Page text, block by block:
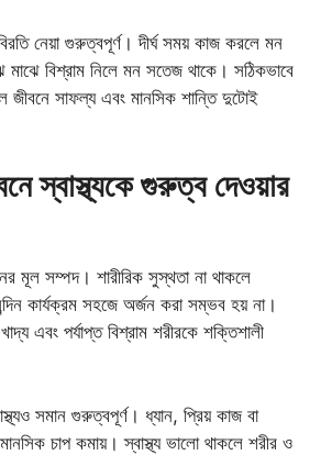
নেয়া গুরুত্বপূর্ণ। দীর্ঘ সময় কাজ করলে মন
বিশ্রাম নিলে মন সতেজ থাকে। সঠিকভাবে
জীবনে সাফল্য এবং মানসিক শান্তি দুটোই
স্বাস্থ্যকে গুরুত্ব দেওয়ার
মূল সম্পদ। শারীরিক সুস্থতা না থাকলে
কার্যক্রম সহজে অর্জন করা সম্ভব হয় না।
এবং পর্যাপ্ত বিশ্রাম শরীরকে শক্তিশালী
সমান গুরুত্বপূর্ণ। ধ্যান, প্রিয় কাজ বা
চাপ কমায়। স্বাস্থ্য ভালো থাকলে শরীর ও